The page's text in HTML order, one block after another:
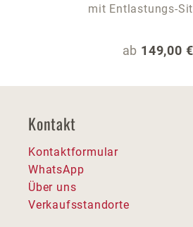
mit Entlastungs-
Regulärer
ab 149,00 €
Kontakt
Kontaktformular
WhatsApp
Über uns
Verkaufsstandorte